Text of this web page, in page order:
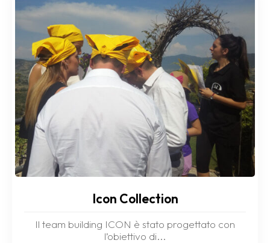
Icon Collection
Il team building ICON è stato progettato con
l’obiettivo di...